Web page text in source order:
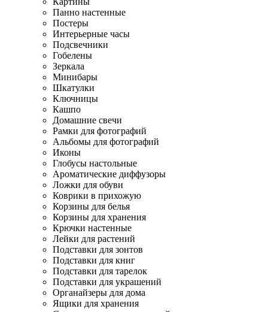
Панно настенные
Постеры
Интерьерные часы
Подсвечники
Гобелены
Зеркала
Минибары
Шкатулки
Ключницы
Кашпо
Домашние свечи
Рамки для фотографий
Альбомы для фотографий
Иконы
Глобусы настольные
Ароматические диффузоры
Ложки для обуви
Коврики в прихожую
Корзины для белья
Корзины для хранения
Крючки настенные
Лейки для растений
Подставки для зонтов
Подставки для книг
Подставки для тарелок
Подставки для украшений
Органайзеры для дома
Ящики для хранения